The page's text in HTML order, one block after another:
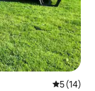
5 (14)